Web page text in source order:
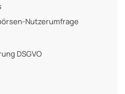
Nutzerumfrage
DSGVO